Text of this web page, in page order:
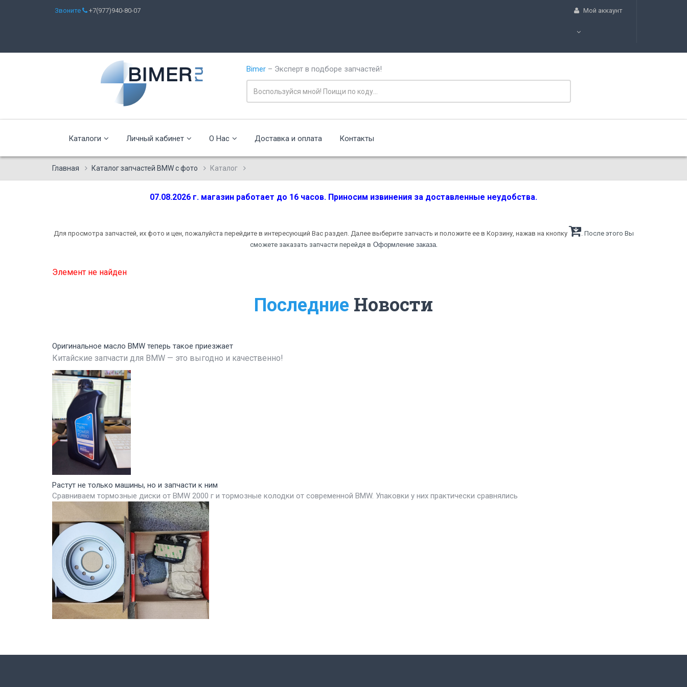
Звоните +7(977)940-80-07 Мой аккаунт
Bimer – Эксперт в подборе запчастей!
Каталоги Личный кабинет О Нас Доставка и оплата Контакты
Главная Каталог запчастей BMW с фото Каталог
07.08.2026 г. магазин работает до 16 часов. Приносим извинения за доставленные неудобства.
Для просмотра запчастей, их фото и цен, пожалуйста перейдите в интересующий Вас раздел. Далее выберите запчасть и положите ее в Корзину, нажав на кнопку
. После этого Вы
сможете заказать запчасти перейдя в Оформление заказа.
Элемент не найден
Последние Новости
Оригинальное масло BMW теперь такое приезжает
Китайские запчасти для BMW — это выгодно и качественно!
Растут не только машины, но и запчасти к ним
Сравниваем тормозные диски от BMW 2000 г и тормозные колодки от современной BMW. Упаковки у них практически сравнялись